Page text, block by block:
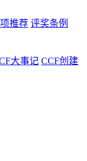
推荐 评奖条例
大事记 CCF创建